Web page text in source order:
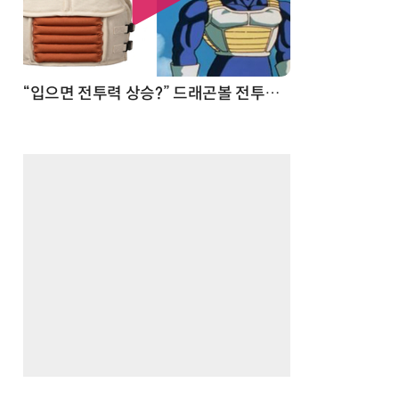
“입으면 전투력 상승?” 드래곤볼 전투복 닮은 중량조끼